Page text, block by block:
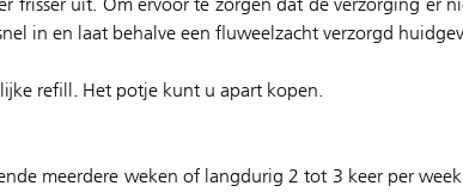
in en laat behalve een fluweelzacht verzorgd
refill. Het potje kunt u apart kopen.
meerdere weken of langdurig 2 tot 3 keer per